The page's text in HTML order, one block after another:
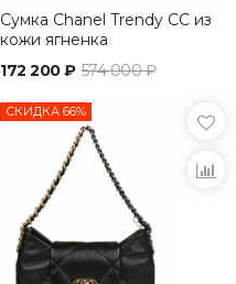
Сумка Chanel Trendy CC из
кожи ягненка
172 200 ₽ 574 000 ₽
СКИДКА 66%